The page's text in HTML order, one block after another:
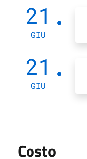
21
GIU
21
GIU
Costo